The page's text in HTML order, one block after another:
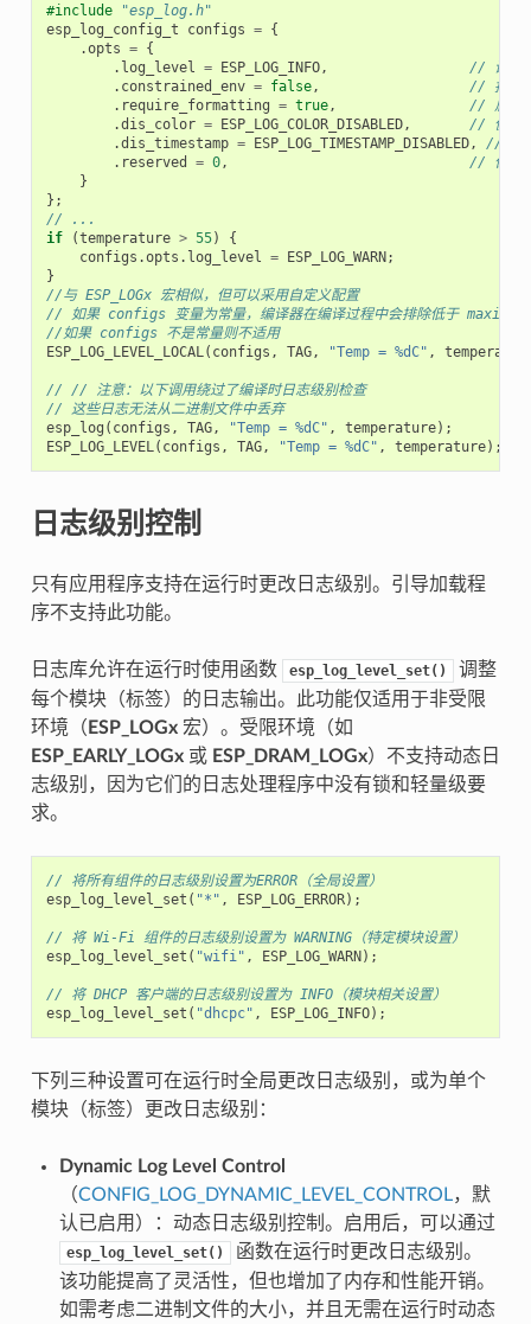
#include
"esp_log.h"
esp_log_config_t
configs = {
.opts = {
. log_level = ESP_LOG_INFO,
// 设置
. constrained_env = false,
// 指定
. require_formatting = true,
// 启用
.dis_color = ESP_LOG_COLOR_DISABLED,
// 使用
.dis_timestamp = ESP_LOG_TIMESTAMP_DISABLED,
// 使
. reserved = 0,
// 保留
}
};
// ...
if
(temperature > 55)
{
configs .opts . log_level = ESP_LOG_WARN;
}
//与 ESP_LOGx 宏相似，但可以采用自定义配置
// 如果 configs 变量为常量，编译器在编译过程中会排除低于
//如果 configs 不是常量则不适用
ESP_LOG_LEVEL_LOCAL( configs , TAG, "Temp = %dC" ,
// // 注意：以下调用绕过了编译时日志级别检查
// 这些日志无法从二进制文件中丢弃
esp_log ( configs , TAG, "Temp = %dC" , temperature);
ESP_LOG_LEVEL( configs , TAG, "Temp = %dC" , temperature);
日志级别控制
只有应用程序支持在运行时更改日志级别。引导加载程
序不支持此功能。
日志库允许在运行时使用函数 esp_log_level_set()
调整
每个模块（标签）的日志输出。此功能仅适用于非受限
环境（ ESP_LOGx宏）。受限环境（如
ESP_EARLY_LOGx或 ESP_DRAM_LOGx）不支持动态日
志级别，因为它们的日志处理程序中没有锁和轻量级要
求。
// 将所有组件的日志级别设置为ERROR（全局设置）
esp_log_level_set ( "*" , ESP_LOG_ERROR);
// 将 Wi-Fi 组件的日志级别设置为 WARNING（特定模块设置）
esp_log_level_set ( "wifi" , ESP_LOG_WARN);
// 将 DHCP 客户端的日志级别设置为 INFO（模块相关设置）
esp_log_level_set ( "dhcpc" , ESP_LOG_INFO);
下列三种设置可在运行时全局更改日志级别，或为单个
模块（标签）更改日志级别：
Dynamic Log Level Control
（CONFIG_LOG_DYNAMIC_LEVEL_CONTROL，默
认已启用）：动态日志级别控制。启用后，可以通过
esp_log_level_set()
函数在运行时更改日志级别。
该功能提高了灵活性，但也增加了内存和性能开销。
如需考虑二进制文件的大小，并且无需在运行时动态